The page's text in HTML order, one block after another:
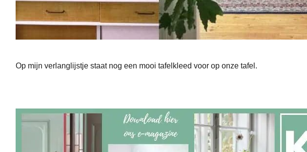
Op mijn verlanglijstje staat nog een mooi tafelkleed voor op onze tafel.